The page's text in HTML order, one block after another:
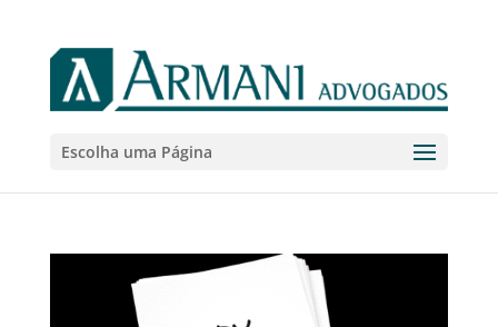
Escolha uma Página